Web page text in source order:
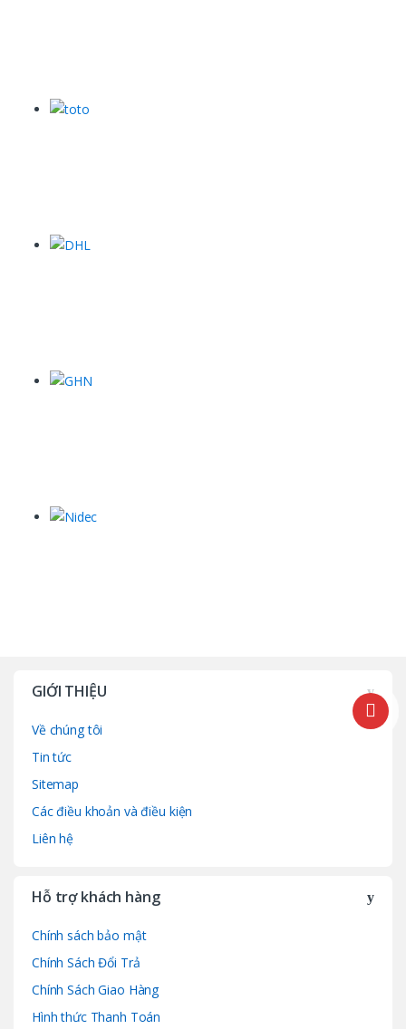
GIỚI THIỆU
Về chúng tôi
Tin tức
Sitemap
Các điều khoản và điều kiện
Liên hệ
Hỗ trợ khách hàng
Chính sách bảo mật
Chính Sách Đổi Trả
Chính Sách Giao Hàng
Hình thức Thanh Toán